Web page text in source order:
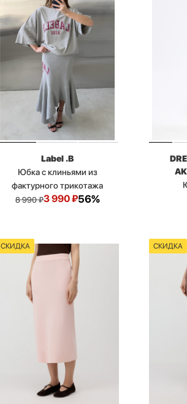
Label .B
Юбка с клиньями из
фактурного трикотажа
8 990₽3 990₽56%
СКИДКА СКИДКА